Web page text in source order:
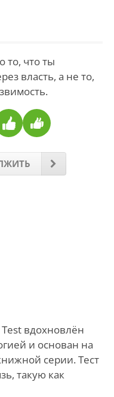
то, что ты
власть, а не то,
Test вдохновлён
и основан на
серии. Тест
такую как